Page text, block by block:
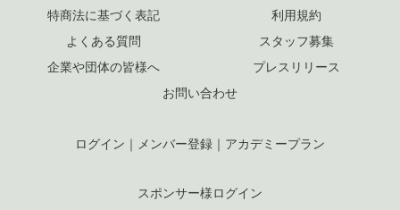
特商法に基づく表記
利用規約
よくある質問
スタッフ募集
企業や団体の皆様へ
プレスリリース
お問い合わせ
ログイン ｜ メンバー登録 ｜ アカデミープラン
スポンサー様ログイン